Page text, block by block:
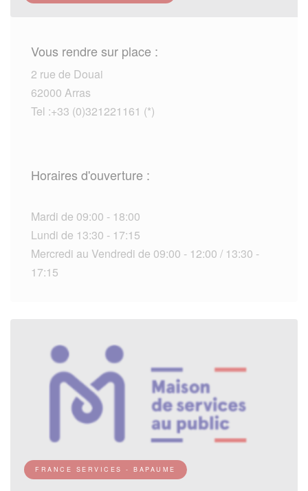
Vous rendre sur place :
2 rue de Douai
62000 Arras
Tel :+33 (0)321221161 (*)
Horaires d'ouverture :
Mardi de 09:00 - 18:00
Lundi de 13:30 - 17:15
Mercredi au Vendredi de 09:00 - 12:00 / 13:30 -
17:15
FRANCE SERVICES - BAPAUME